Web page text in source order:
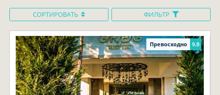
СОРТИРОВАТЬ ФИЛЬТР
Превосходно 9.8